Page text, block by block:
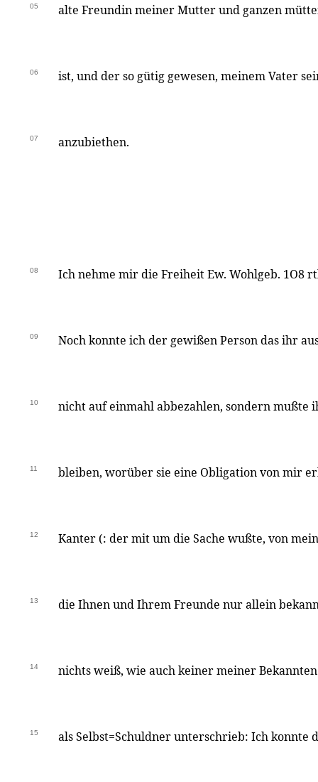
05 alte Freundin meiner Mutter und ganzen
06 ist, und der so gütig gewesen, meinem Vater
07 anzubiethen.
08 Ich nehme mir die Freiheit Ew. Wohlgeb. 1O8
09 Noch konnte ich der gewißen Person das ihr
10 nicht auf einmahl abbezahlen, sondern mußte
11 bleiben, worüber sie eine Obligation von mir
12 Kanter (: der mit um die Sache wußte, von
13 die Ihnen und Ihrem Freunde nur allein
14 nichts weiß, wie auch keiner meiner
15 als Selbst=Schuldner unterschrieb: Ich konnte